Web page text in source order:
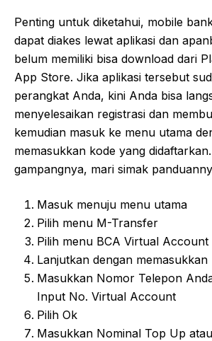
Penting untuk diketahui, mobile
dapat diakes lewat aplikasi dan
belum memiliki bisa download dari
App Store. Jika aplikasi tersebut
perangkat Anda, kini Anda bisa
menyelesaikan registrasi dan
kemudian masuk ke menu utama
memasukkan kode yang
gampangnya, mari simak
Masuk menuju menu utama
Pilih menu M-Transfer
Pilih menu BCA Virtual Account
Lanjutkan dengan memasukkan
Masukkan Nomor Telepon
Input No. Virtual Account
Pilih Ok
Masukkan Nominal Top Up